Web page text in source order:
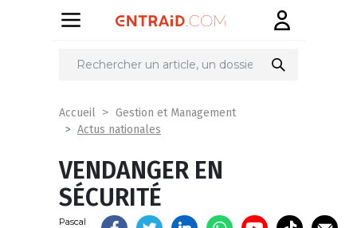
Partager
Accueil
Gestion et Management
Actus nationales
VENDANGER EN
SÉCURITÉ
Pascal